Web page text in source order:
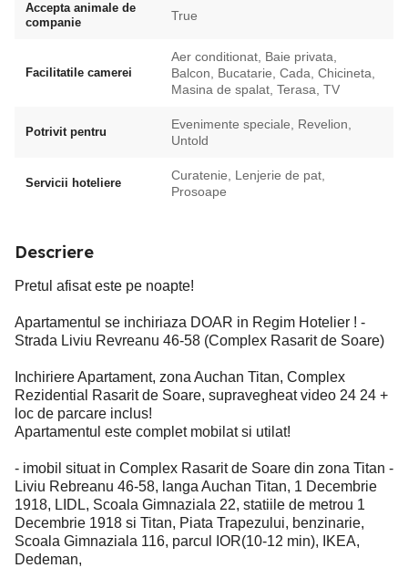
Accepta animale de
companie
True
Facilitatile camerei
Aer conditionat, Baie privata,
Balcon, Bucatarie, Cada, Chicineta,
Masina de spalat, Terasa, TV
Potrivit pentru
Evenimente speciale, Revelion,
Untold
Servicii hoteliere
Curatenie, Lenjerie de pat,
Prosoape
Descriere
Pretul afisat este pe noapte!
Apartamentul se inchiriaza DOAR in Regim Hotelier ! -
Strada Liviu Revreanu 46-58 (Complex Rasarit de Soare)
Inchiriere Apartament, zona Auchan Titan, Complex
Rezidential Rasarit de Soare, supravegheat video 24 24 +
loc de parcare inclus!
Apartamentul este complet mobilat si utilat!
- imobil situat in Complex Rasarit de Soare din zona Titan -
Liviu Rebreanu 46-58, langa Auchan Titan, 1 Decembrie
1918, LIDL, Scoala Gimnaziala 22, statiile de metrou 1
Decembrie 1918 si Titan, Piata Trapezului, benzinarie,
Scoala Gimnaziala 116, parcul IOR(10-12 min), IKEA,
Dedeman,